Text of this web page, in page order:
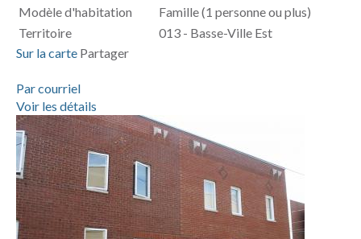
Modèle d'habitation
Famille (1 personne ou plus)
Territoire
013 - Basse-Ville Est
Sur la carte Partager
Par courriel
Voir les détails